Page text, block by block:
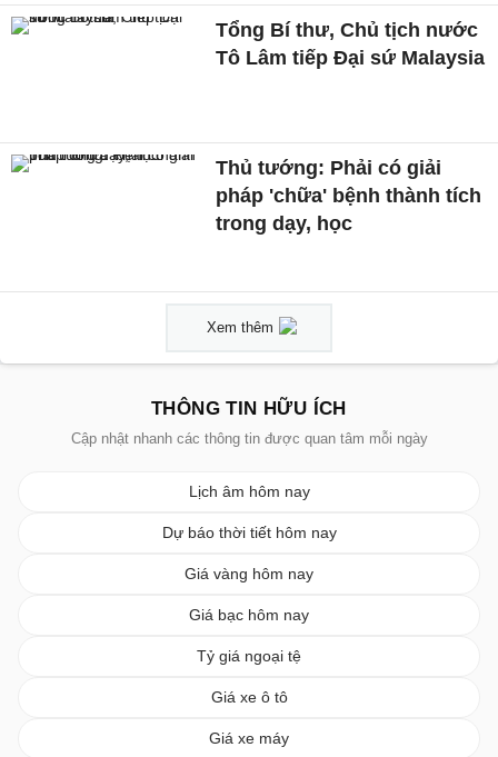
Tổng Bí thư, Chủ tịch nước
Tô Lâm tiếp Đại sứ Malaysia
Thủ tướng: Phải có giải
pháp 'chữa' bệnh thành tích
trong dạy, học
Xem thêm
THÔNG TIN HỮU ÍCH
Cập nhật nhanh các thông tin được quan tâm mỗi ngày
Lịch âm hôm nay
Dự báo thời tiết hôm nay
Giá vàng hôm nay
Giá bạc hôm nay
Tỷ giá ngoại tệ
Giá xe ô tô
Giá xe máy